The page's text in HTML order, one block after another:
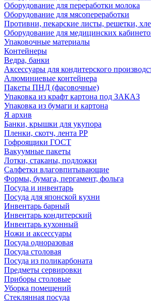
Оборудование для переработки молока
Оборудование для мясопереработки
Противни, пекарские листы, решетки,
Оборудование для медицинских
Упаковочные материалы
Контейнеры
Ведра, банки
Аксессуары для кондитерского
Алюминиевые контейнера
Пакеты ПНД (фасовочные)
Упаковка из крафт картона под ЗАКАЗ
Упаковка из бумаги и картона
Я архив
Банки, крышки для укупора
Пленки, скотч, лента РР
Гофроящики ГОСТ
Вакуумные пакеты
Лотки, стаканы, подложки
Салфетки влаговпитывающие
Формы, бумага, пергамент, фольга
Посуда и инвентарь
Посуда для японской кухни
Инвентарь барный
Инвентарь кондитерский
Инвентарь кухонный
Ножи и аксессуары
Посуда одноразовая
Посуда столовая
Посуда из поликарбоната
Предметы сервировки
Приборы столовые
Уборка помещений
Стеклянная посуда